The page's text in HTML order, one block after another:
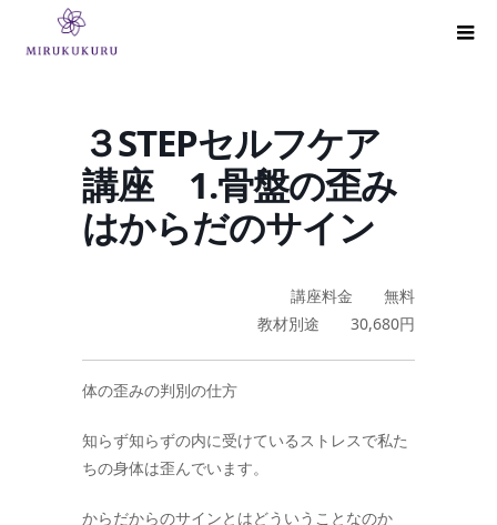
３STEPセルフケア
講座 1.骨盤の歪み
はからだのサイン
講座料金 無料
教材別途 30,680円
体の歪みの判別の仕方
知らず知らずの内に受けているストレスで私た
ちの身体は歪んでいます。
からだからのサインとはどういうことなのか